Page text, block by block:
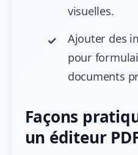
visuelles.
Ajouter des
pour
documents
Façons
un éditeur